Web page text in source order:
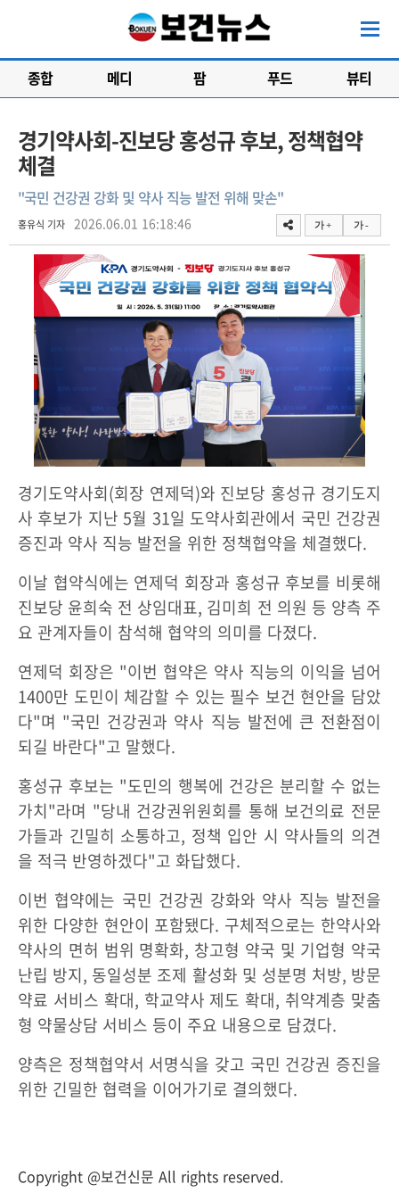
종합 메디 팜 푸드 뷰티
경기약사회-진보당 홍성규 후보, 정책협약
체결
"국민 건강권 강화 및 약사 직능 발전 위해 맞손"
홍유식 기자 2026.06.01 16:18:46 가 + 가 -
경기도약사회(회장 연제덕)와 진보당 홍성규 경기도지
사 후보가 지난 5월 31일 도약사회관에서 국민 건강권
증진과 약사 직능 발전을 위한 정책협약을 체결했다.
이날 협약식에는 연제덕 회장과 홍성규 후보를 비롯해
진보당 윤희숙 전 상임대표, 김미희 전 의원 등 양측 주
요 관계자들이 참석해 협약의 의미를 다졌다.
연제덕 회장은 "이번 협약은 약사 직능의 이익을 넘어
1400만 도민이 체감할 수 있는 필수 보건 현안을 담았
다"며 "국민 건강권과 약사 직능 발전에 큰 전환점이
되길 바란다"고 말했다.
홍성규 후보는 "도민의 행복에 건강은 분리할 수 없는
가치"라며 "당내 건강권위원회를 통해 보건의료 전문
가들과 긴밀히 소통하고, 정책 입안 시 약사들의 의견
을 적극 반영하겠다"고 화답했다.
이번 협약에는 국민 건강권 강화와 약사 직능 발전을
위한 다양한 현안이 포함됐다. 구체적으로는 한약사와
약사의 면허 범위 명확화, 창고형 약국 및 기업형 약국
난립 방지, 동일성분 조제 활성화 및 성분명 처방, 방문
약료 서비스 확대, 학교약사 제도 확대, 취약계층 맞춤
형 약물상담 서비스 등이 주요 내용으로 담겼다.
양측은 정책협약서 서명식을 갖고 국민 건강권 증진을
위한 긴밀한 협력을 이어가기로 결의했다.
Copyright @보건신문 All rights reserved.